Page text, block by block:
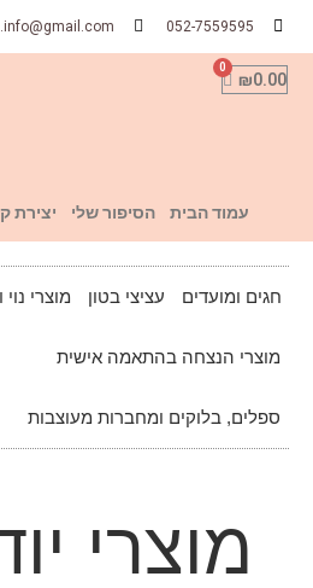
052-7559595
₪0.00
עמוד הבית הסיפור שלי יצירת
חגים ומועדים עציצי בטון מוצרי
מוצרי הנצחה בהתאמה אישית
ספלים, בלוקים ומחברות מעוצבות
מוצרי